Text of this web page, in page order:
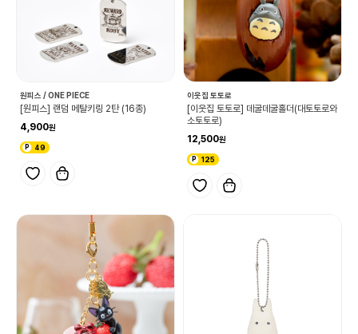
원피스 / ONE PIECE
[원피스] 랜덤 메탈키링 2탄 (16종)
4,900
49
이웃집 토토로
[이웃집 토토로] 데굴데굴홀더(대토토로와
소토토로)
12,500
125